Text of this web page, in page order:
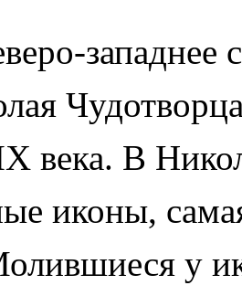
западнее
века. В
иконы,
у